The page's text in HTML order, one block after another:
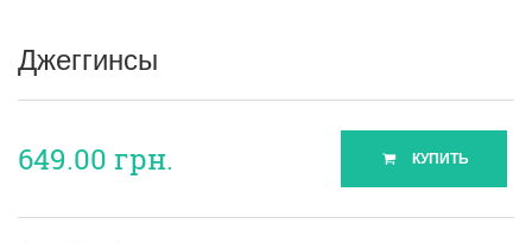
Джеггинсы
649.00 грн. КУПИТЬ